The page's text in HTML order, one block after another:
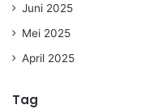
Juni 2025
Mei 2025
April 2025
Tag